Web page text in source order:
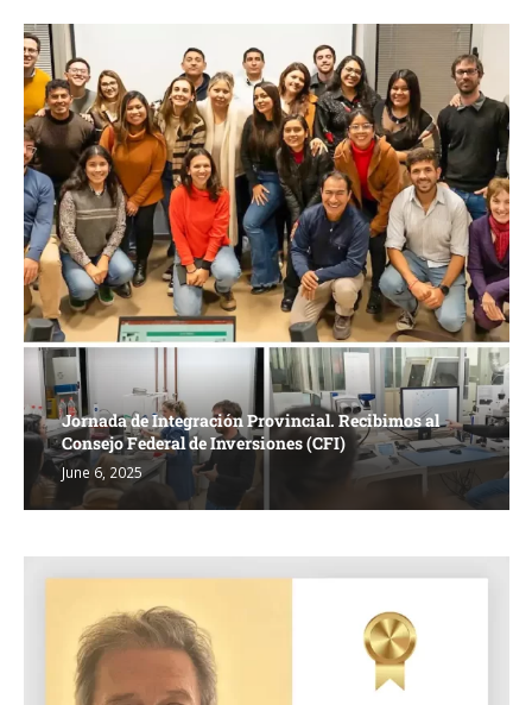
Jornada de Integración Provincial. Recibimos al
Consejo Federal de Inversiones (CFI)
June 6, 2025